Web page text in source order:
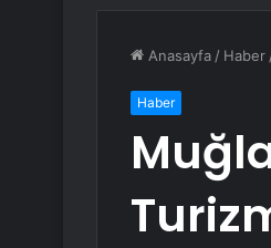
Anasayfa / Haber
Haber